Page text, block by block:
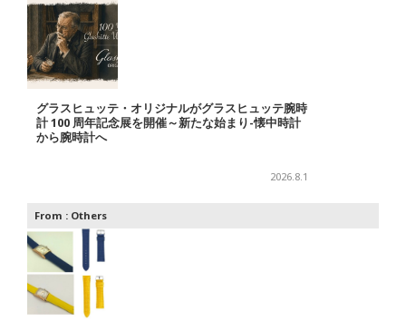
グラスヒュッテ・オリジナルがグラスヒュッテ腕時
計 100 周年記念展を開催～新たな始まり-懐中時計
から腕時計へ
2026.8.1
From : Others